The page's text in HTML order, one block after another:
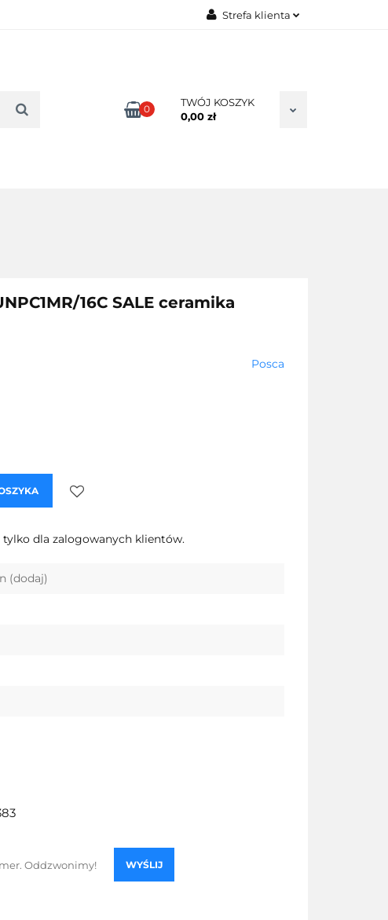
Strefa klienta
Dodaj zgłoszenie
0
TWÓJ KOSZYK
0,00 zł
16C SALE ceramika
Posca
dla zalogowanych klientów.
(dodaj)
WYŚLIJ